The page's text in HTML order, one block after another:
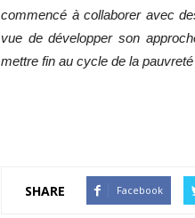
commencé à collaborer avec
vue de développer son
mettre fin au cycle de la
SHARE Facebook